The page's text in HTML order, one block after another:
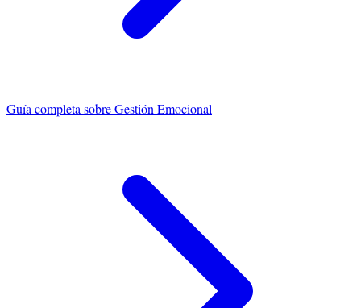
Guía completa sobreGestión Emocional